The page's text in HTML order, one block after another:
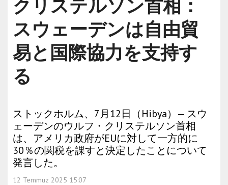
クリステルソン首相：
スウェーデンは自由貿
易と国際協力を支持す
る
ストックホルム、7月12日（Hibya）— スウ
ェーデンのウルフ・クリステルソン首相
は、アメリカ政府がEUに対して一方的に
30％の関税を課すと決定したことについて
発言した。
12 Temmuz 2025 15:07